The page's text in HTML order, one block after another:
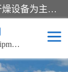
常州市圣祥干燥设备有限公司以生产干燥设备为主导产品，提供：干燥设备、干燥机、混合机、气流干燥机、烘箱、热风循环烘箱、沸腾干燥机、烘干机、喷雾干燥机等产品的生产、制造与销售服务。
Changzhou Shengxiang Drying Equipment Co. , Ltd.